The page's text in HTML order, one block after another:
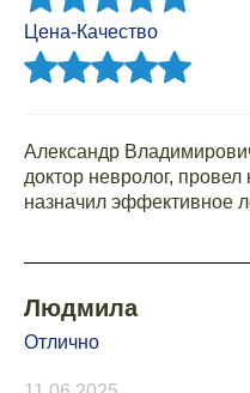
Цена-Качество
Александр
доктор невролог, провел
назначил эффективное
Людмила
Отлично